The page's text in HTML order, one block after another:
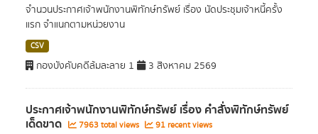
จำนวนประกาศเจ้าพนักงานพิทักษ์ทรัพย์ เรื่อง นัดประชุมเจ้าหนี้ครั้ง
แรก จำแนกตามหน่วยงาน
CSV
กองบังคับคดีล้มละลาย 1 3 สิงหาคม 2569
ประกาศเจ้าพนักงานพิทักษ์ทรัพย์ เรื่อง คำสั่งพิทักษ์ทรัพย์
เด็ดขาด 7963 total views 91 recent views